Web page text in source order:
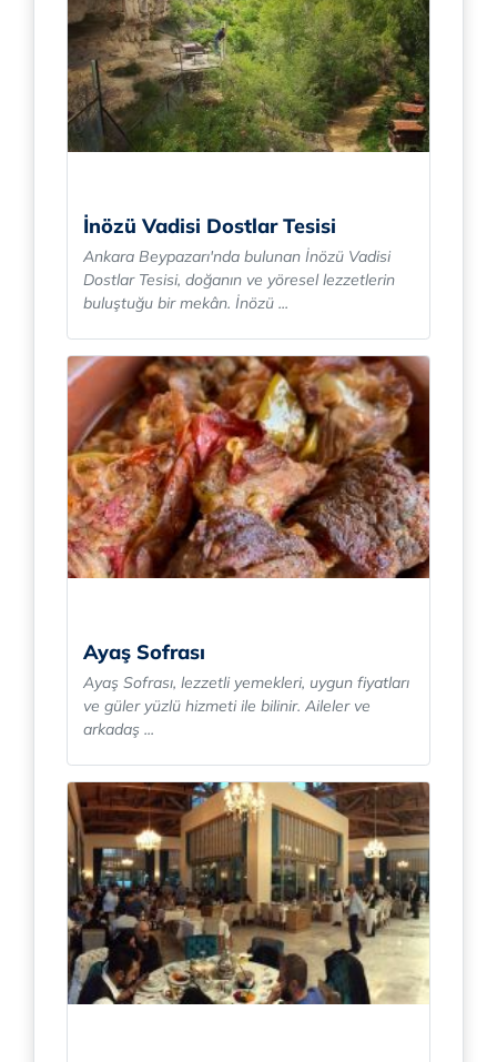
İnözü Vadisi Dostlar Tesisi
Ankara Beypazarı'nda bulunan İnözü Vadisi
Dostlar Tesisi, doğanın ve yöresel lezzetlerin
buluştuğu bir mekân. İnözü ...
Ayaş Sofrası
Ayaş Sofrası, lezzetli yemekleri, uygun fiyatları
ve güler yüzlü hizmeti ile bilinir. Aileler ve
arkadaş ...